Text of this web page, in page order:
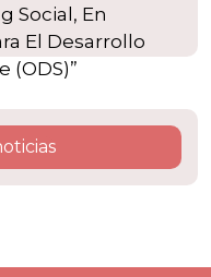
Social, En
El Desarrollo
(ODS)”